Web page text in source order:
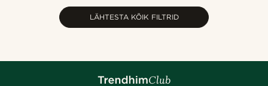
Kõrgeim hind
LÄHTESTA KÕIK FILTRID